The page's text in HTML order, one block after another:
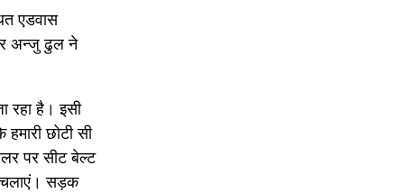
एडवास
अन्जु ढुल ने
रहा है। इसी
छोटी सी
पर सीट बेल्ट
चलाएं। सड़क